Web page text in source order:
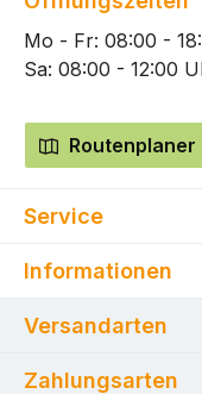
Mo - Fr: 08:00 -
Sa: 08:00 - 12:00
Service
Informationen
Versandarten
Zahlungsarten